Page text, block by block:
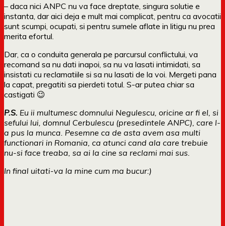
– daca nici ANPC nu va face dreptate, singura solutie e
instanta, dar aici deja e mult mai complicat, pentru ca avocatii
sunt scumpi, ocupati, si pentru sumele aflate in litigu nu prea
merita efortul.
Dar, ca o conduita generala pe parcursul conflictului, va
recomand sa nu dati inapoi, sa nu va lasati intimidati, sa
insistati cu reclamatiile si sa nu lasati de la voi. Mergeti pana
la capat, pregatiti sa pierdeti totul. S-ar putea chiar sa
castigati 😉
P.S. Eu ii multumesc domnului Negulescu, oricine ar fi el, si
sefului lui, domnul Cerbulescu (presedintele ANPC), care l-
a pus la munca. Pesemne ca de asta avem asa multi
functionari in Romania, ca atunci cand ala care trebuie
nu-si face treaba, sa ai la cine sa reclami mai sus.
In final uitati-va la mine cum ma bucur:)